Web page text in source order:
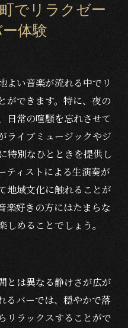
でリラクゼー
体験
よい音楽が流れる中でリ
ができます。特に、夜の
日常の喧騒を忘れさせて
ライブミュージックやジ
特別なひとときを提供し
ティストによる生演奏が
地域文化に触れることが
楽好きの方にはたまらな
めることでしょう。
とは異なる静けさが広が
るバーでは、穏やかで落
リラックスすることがで